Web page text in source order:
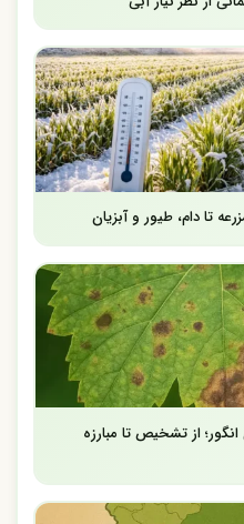
تا دام، طیور و آبزیان
از تشخیص تا مبارزه